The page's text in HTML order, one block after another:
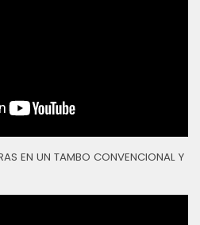
EN UN TAMBO CONVENCIONAL Y